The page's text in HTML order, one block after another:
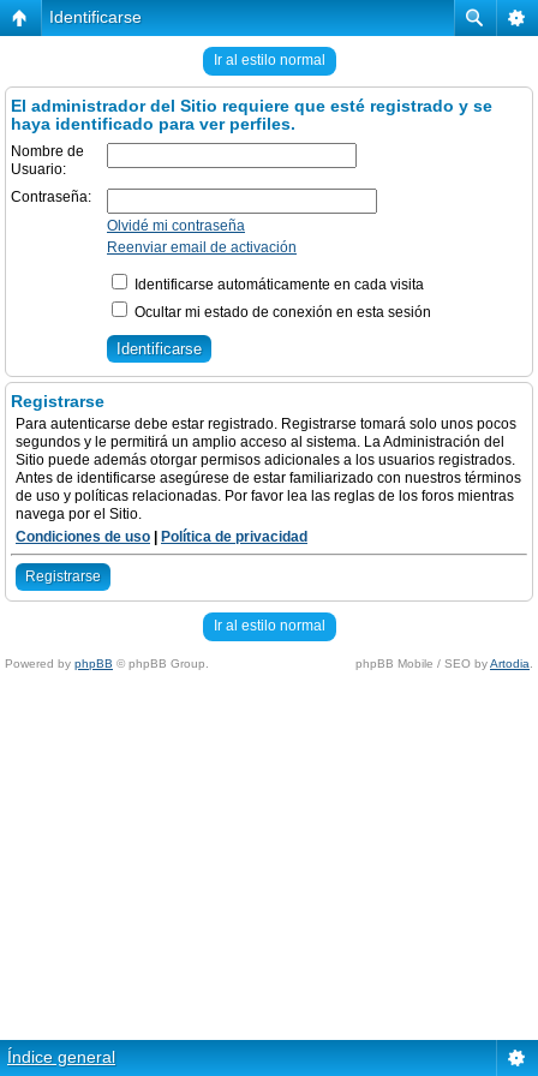
Identificarse
Ir al estilo normal
El administrador del Sitio requiere que esté registrado y se
haya identificado para ver perfiles.
Nombre de
Usuario:
Contraseña:
Olvidé mi contraseña
Reenviar email de activación
Identificarse automáticamente en cada visita
Ocultar mi estado de conexión en esta sesión
Registrarse
Para autenticarse debe estar registrado. Registrarse tomará solo unos pocos
segundos y le permitirá un amplio acceso al sistema. La Administración del
Sitio puede además otorgar permisos adicionales a los usuarios registrados.
Antes de identificarse asegúrese de estar familiarizado con nuestros términos
de uso y políticas relacionadas. Por favor lea las reglas de los foros mientras
navega por el Sitio.
Condiciones de uso
Política de privacidad
Registrarse
Ir al estilo normal
Powered by phpBB © phpBB Group. phpBB Mobile / SEO byArtodia
Índice general